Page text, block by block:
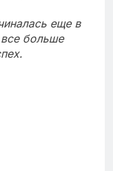
еще в
больше